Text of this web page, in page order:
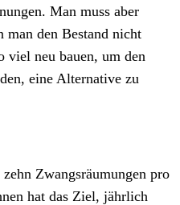
Man muss aber
man den Bestand nicht
viel neu bauen, um den
eine Alternative zu
Zwangsräumungen pro
hat das Ziel, jährlich